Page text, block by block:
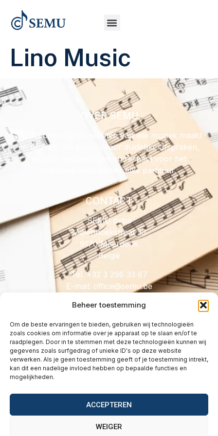
Beheer toestemming
Om de beste ervaringen te bieden, gebruiken wij technologieën
zoals cookies om informatie over je apparaat op te slaan en/of te
raadplegen. Door in te stemmen met deze technologieën kunnen wij
gegevens zoals surfgedrag of unieke ID's op deze website
verwerken. Als je geen toestemming geeft of je toestemming intrekt,
kan dit een nadelige invloed hebben op bepaalde functies en
mogelijkheden.
ACCEPTEREN
WEIGER
Lino Music
OVER SEMU
SEMU behartigt de rechten van wie muziek maakt
en uitgeeft. We zorgen voor duidelijke afspraken,
eerlijke vergoedingen en respect voor het
creatieve werk achter elke partituur.
CONTACT
SEMU cvba
Molenhoekstraat 33
9170 Meerdonk
België
Tel. +32 3 296 33 67
E-mail:
eb.umes
@eciffo
HANDIG
Licenties
Tarieven
Wetgeving
Vragen
Contact